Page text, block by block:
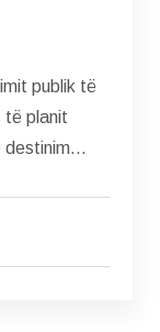
publik të
të planit
destinim...